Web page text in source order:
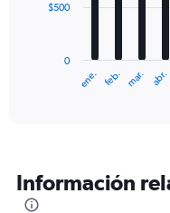
The
categories.
The
ene. feb. mar. abr.
0
$500
Información